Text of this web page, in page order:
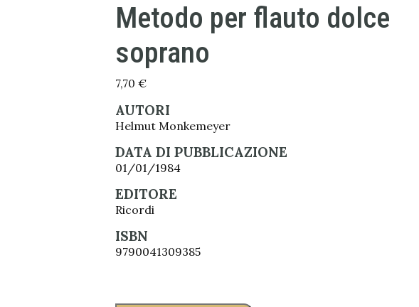
Metodo per flauto dolce
soprano
7,70 €
AUTORI
Helmut Monkemeyer
DATA DI PUBBLICAZIONE
01/01/1984
EDITORE
Ricordi
ISBN
9790041309385